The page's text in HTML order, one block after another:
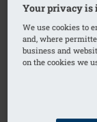
Your privacy is
We use cookies to
and, where
business and
on the cookies we